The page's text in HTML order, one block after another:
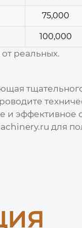
75,000
100,000
реальных.
и эффективное
для